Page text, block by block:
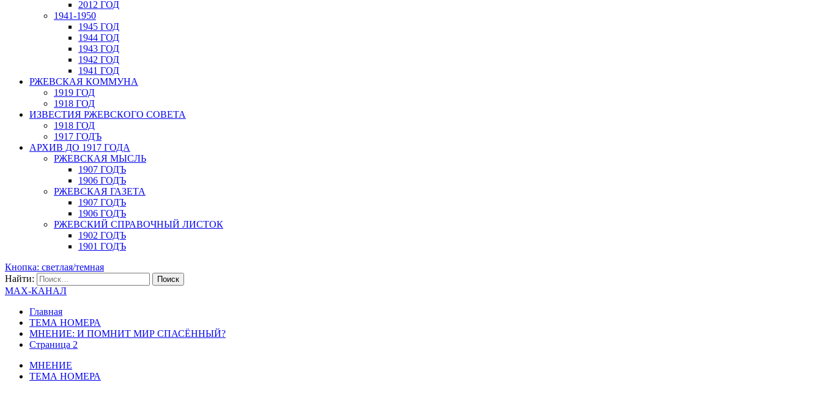
2012 ГОД
1941-1950
1945 ГОД
1944 ГОД
1943 ГОД
1942 ГОД
1941 ГОД
РЖЕВСКАЯ КОММУНА
1919 ГОД
1918 ГОД
ИЗВЕСТИЯ РЖЕВСКОГО СОВЕТА
1918 ГОД
1917 ГОДЪ
АРХИВ ДО 1917 ГОДА
РЖЕВСКАЯ МЫСЛЬ
1907 ГОДЪ
1906 ГОДЪ
РЖЕВСКАЯ ГАЗЕТА
1907 ГОДЪ
1906 ГОДЪ
РЖЕВСКИЙ СПРАВОЧНЫЙ ЛИСТОК
1902 ГОДЪ
1901 ГОДЪ
Кнопка: светлая/темная
Найти:
MAX-КАНАЛ
Главная
ТЕМА НОМЕРА
МНЕНИЕ: И ПОМНИТ МИР СПАСЁННЫЙ?
Страница 2
МНЕНИЕ
ТЕМА НОМЕРА